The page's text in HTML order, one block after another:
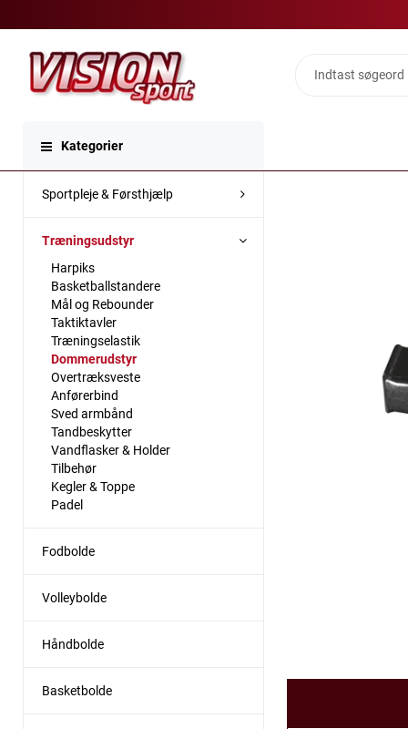
Kategorier
Sportpleje & Førsthjælp
Træningsudstyr
Harpiks
Basketballstandere
Mål og Rebounder
Taktiktavler
Træningselastik
Dommerudstyr
Overtræksveste
Anførerbind
Sved armbånd
Tandbeskytter
Vandflasker & Holder
Tilbehør
Kegler & Toppe
Padel
Fodbolde
Volleybolde
Håndbolde
Basketbolde